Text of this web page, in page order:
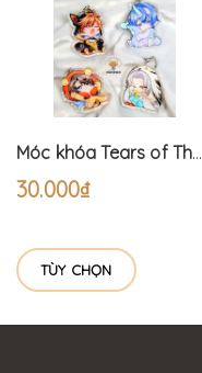
Móc khóa Tears of Themis Pyjama (6cm)
30.000₫
TÙY CHỌN